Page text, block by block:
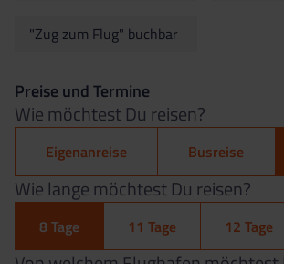
"Zug zum Flug" buchbar
Preise und Termine
Wie möchtest Du reisen?
Eigenanreise Busreise
Wie lange möchtest Du reisen?
8 Tage 11 Tage 12 Tage